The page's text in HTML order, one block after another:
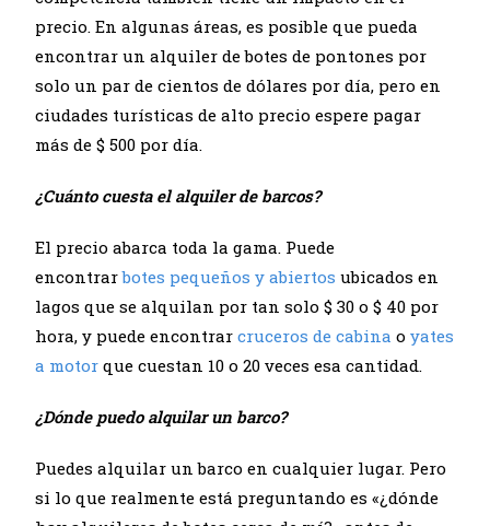
precio. En algunas áreas, es posible que pueda
encontrar un alquiler de botes de pontones por
solo un par de cientos de dólares por día, pero en
ciudades turísticas de alto precio espere pagar
más de $ 500 por día.
¿Cuánto cuesta el alquiler de barcos?
El precio abarca toda la gama. Puede
encontrarbotes pequeños y abiertos ubicados en
lagos que se alquilan por tan solo $ 30 o $ 40 por
hora, y puede encontrarcruceros de cabina oyates
a motor que cuestan 10 o 20 veces esa cantidad.
¿Dónde puedo alquilar un barco?
Puedes alquilar un barco en cualquier lugar. Pero
si lo que realmente está preguntando es «¿dónde